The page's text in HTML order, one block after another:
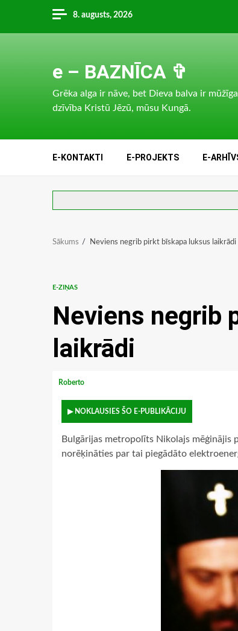
content
8. augusts, 2026
e – BAZNĪCA ✞
Grēka alga ir nāve, bet Dieva balva ir mūžīga
dzīvība Kristū Jēzū, mūsu Kungā.
E-KONTAKTI E-PROJEKTS E-
Sākums Neviens negrib pirkt bīskapa luksus laikrādi
E-ZIŅAS
Neviens negrib
laikrādi
Roberto
▶ NOKLAUSIES ŠO E-PUBLIKĀCIJU
Bulgārijas metropolīts Nikolajs mēģinājis
norēķināties par tai piegādāto